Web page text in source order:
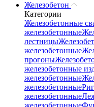
Железобетон
Категории
Железобетонные
железобетонные
лестницы
железобетонные
прогоны
железобетонные
железобетонные
железобетонные
железобетонные
железобетонные